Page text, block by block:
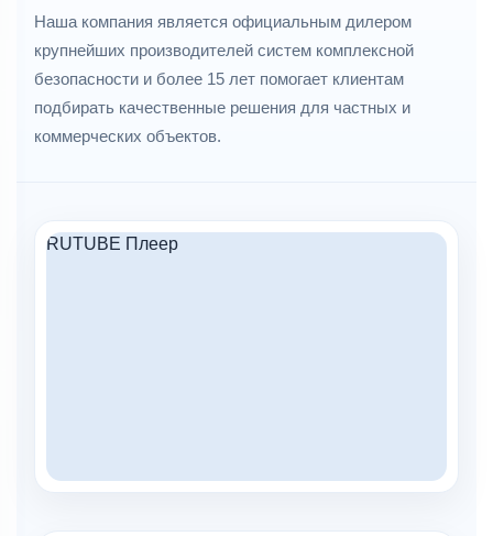
Наша компания является официальным дилером
крупнейших производителей систем комплексной
безопасности и более 15 лет помогает клиентам
подбирать качественные решения для частных и
коммерческих объектов.
RUTUBE Плеер